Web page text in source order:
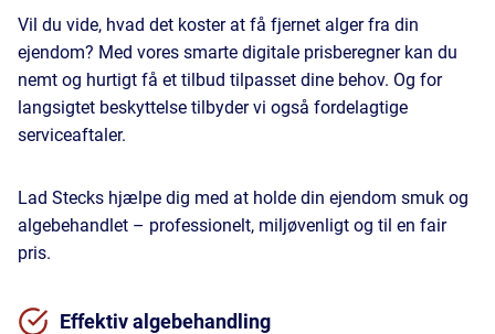
Vil du vide, hvad det koster at få fjernet alger fra din
ejendom? Med vores smarte digitale prisberegner kan du
nemt og hurtigt få et tilbud tilpasset dine behov. Og for
langsigtet beskyttelse tilbyder vi også fordelagtige
serviceaftaler.
Lad Stecks hjælpe dig med at holde din ejendom smuk og
algebehandlet – professionelt, miljøvenligt og til en fair
pris.
Effektiv algebehandling